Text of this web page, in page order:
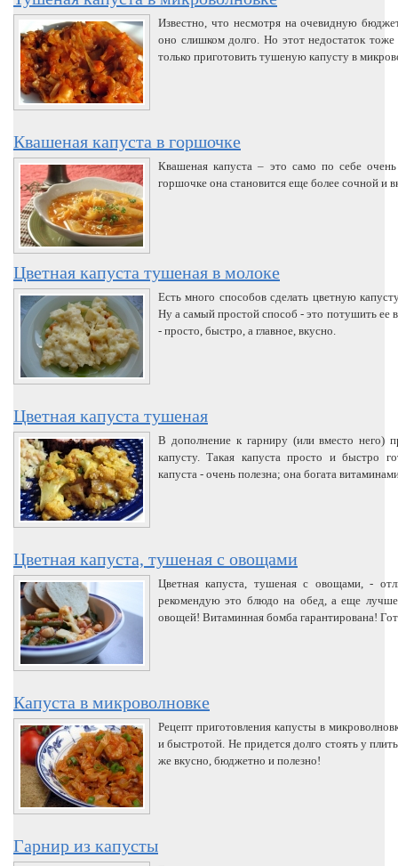
Известно, что несмотря на очевидную
оно слишком долго. Но этот недостаток тоже
только приготовить тушеную капусту в
Квашеная капуста в горшочке
Квашеная капуста – это само по себе
горшочке она становится еще более сочной и
Цветная капуста тушеная в молоке
Есть много способов сделать цветную
Ну а самый простой способ - это потушить ее
- просто, быстро, а главное, вкусно.
Цветная капуста тушеная
В дополнение к гарниру (или вместо него)
капусту. Такая капуста просто и быстро
капуста - очень полезна; она богата
Цветная капуста, тушеная с овощами
Цветная капуста, тушеная с овощами, -
рекомендую это блюдо на обед, а еще
овощей! Витаминная бомба гарантирована!
Капуста в микроволновке
Рецепт приготовления капусты в
и быстротой. Не придется долго стоять у
же вкусно, бюджетно и полезно!
Гарнир из капусты